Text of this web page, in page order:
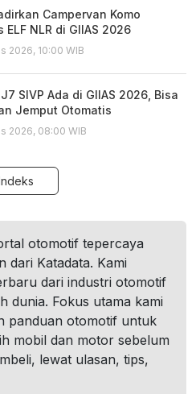
Campervan Komo
ELF NLR di GIIAS 2026
2026, 10:00 WIB
SIVP Ada di GIIAS 2026, Bisa
Jemput Otomatis
2026, 08:00 WIB
otomotif tepercaya
dari Katadata. Kami
dari industri otomotif
dunia. Fokus utama kami
panduan otomotif untuk
mobil dan motor sebelum
lewat ulasan, tips,